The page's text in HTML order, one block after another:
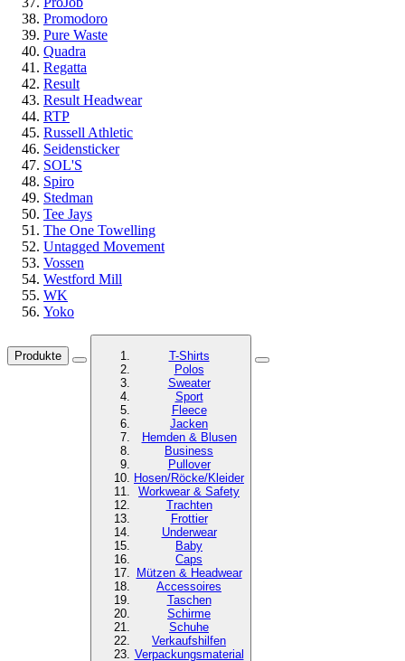
Promodoro
Pure Waste
Quadra
Regatta
Result
Result Headwear
RTP
Russell Athletic
Seidensticker
SOL'S
Spiro
Stedman
Tee Jays
The One Towelling
Untagged Movement
Vossen
Westford Mill
WK
Yoko
Produkte
T-Shirts
Polos
Sweater
Sport
Fleece
Jacken
Hemden & Blusen
Business
Pullover
Hosen/Röcke/Kleider
Workwear & Safety
Trachten
Frottier
Underwear
Baby
Caps
Mützen & Headwear
Accessoires
Taschen
Schirme
Schuhe
Verkaufshilfen
Verpackungsmaterial